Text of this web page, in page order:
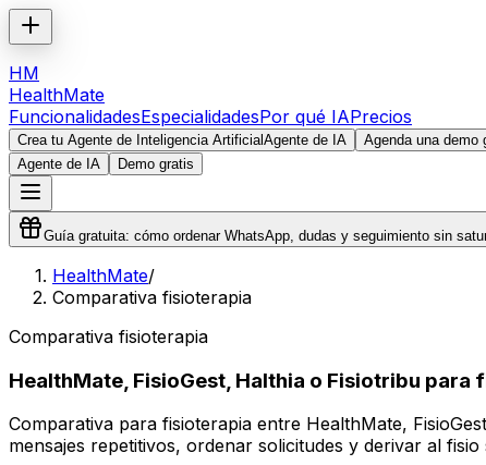
HM
HealthMate
FuncionalidadesEspecialidadesPor qué IAPrecios
Crea tu Agente de Inteligencia ArtificialAgente de IA Agenda una demo
Agente de IA
Demo gratis
Guía gratuita: cómo ordenar WhatsApp, dudas y seguimiento sin
HealthMate/
Comparativa fisioterapia
Comparativa fisioterapia
HealthMate, FisioGest, Halthia o Fisiotribu para
Comparativa para fisioterapia entre HealthMate,
mensajes repetitivos, ordenar solicitudes y derivar al